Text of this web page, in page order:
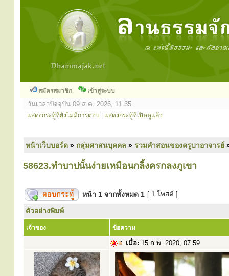
สมัครสมาชิก เข้าสู่ระบบ
วันเวลาปัจจุบัน 09 ส.ค. 2026, 11:35
แสดงกระทู้ที่ยังไม่มีการตอบ แสดงกระทู้ที่เปิดดูแล้ว
หน้าเว็บบอร์ด » กลุ่มศาสนบุคคล » รวมคำสอนของครูบาอาจารย์
58623.ทำบาปนั้นง่ายเหมือนกลิ้งครกลงภูเขา
หน้า 1 จากทั้งหมด 1 [ 1 โพสต์ ]
ตัวอย่างพิมพ์
เจ้าของ ข้อความ
เมื่อ: 15 ก.พ. 2020, 07:59